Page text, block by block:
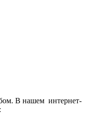
В нашем интернет-